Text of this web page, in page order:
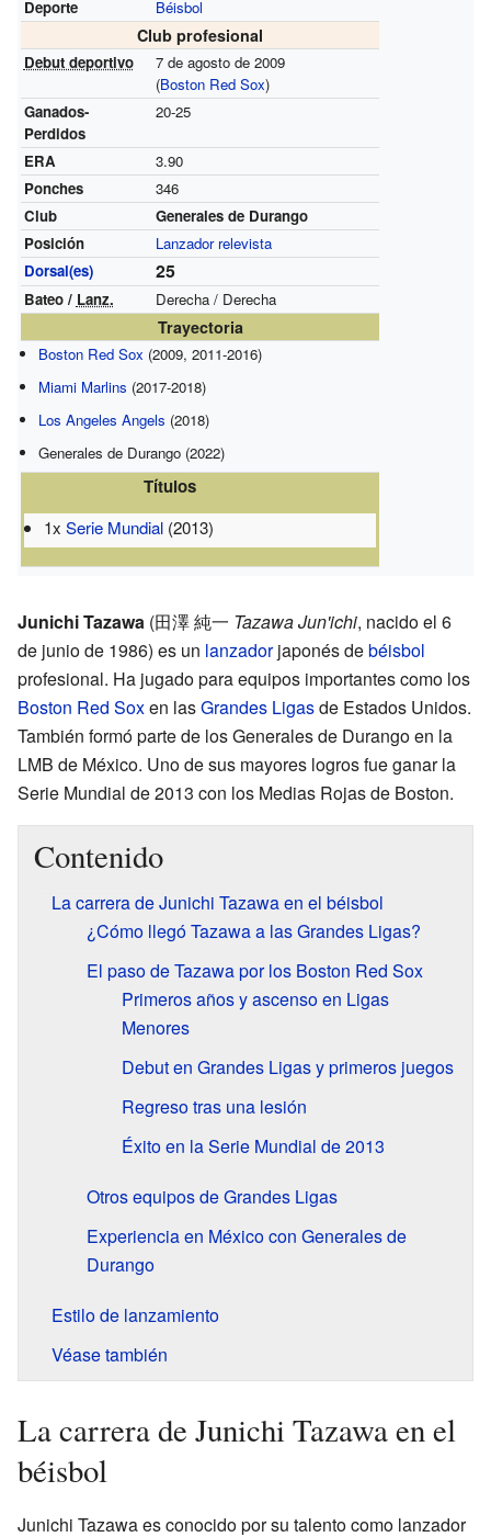
Deporte Béisbol
Club profesional
Debut deportivo
7 de agosto de 2009
(Boston Red Sox)
Ganados-
Perdidos
20-25
ERA
3.90
Ponches
346
Club
Generales de Durango
Posición
Lanzador relevista
Dorsal(es)
25
Bateo / Lanz. Derecha / Derecha
Trayectoria
Boston Red Sox (2009, 2011-2016)
Miami Marlins (2017-2018)
Los Angeles Angels (2018)
Generales de Durango (2022)
Títulos
1xSerie Mundial (2013)
Junichi Tazawa (田澤 純一 Tazawa Jun'ichi, nacido el 6
de junio de 1986) es un lanzadorjaponés debéisbol
profesional. Ha jugado para equipos importantes como los
Boston Red Soxen lasGrandes Ligasde Estados Unidos.
También formó parte de los Generales de Durango en la
LMB de México. Uno de sus mayores logros fue ganar la
Serie Mundial de 2013 con los Medias Rojas de Boston.
Contenido
La carrera de Junichi Tazawa en el béisbol
¿Cómo llegó Tazawa a las Grandes Ligas?
El paso de Tazawa por los Boston Red Sox
Primeros años y ascenso en Ligas
Menores
Debut en Grandes Ligas y primeros juegos
Regreso tras una lesión
Éxito en la Serie Mundial de 2013
Otros equipos de Grandes Ligas
Experiencia en México con Generales de
Durango
Estilo de lanzamiento
Véase también
La carrera de Junichi Tazawa en el
béisbol
Junichi Tazawa es conocido por su talento como lanzador